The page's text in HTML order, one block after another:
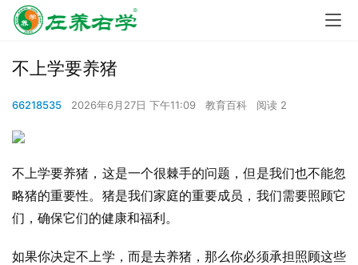
不上学要养猪
66218535 2026年6月27日 下午11:09 教育百科 阅读 2
不上学要养猪，这是一个很棘手的问题，但是我们也不能忽
略猪的重要性。猪是我们家庭的重要成员，我们需要照顾它
们，确保它们的健康和福利。
如果你决定不上学，而是去养猪，那么你必须承担照顾这些